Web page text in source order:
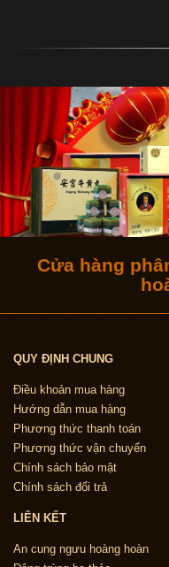
sự phòng
Cửa hàng
QUY ĐỊNH CHUNG
Điều khoản mua hàng
Hướng dẫn mua hàng
Phương thức thanh toán
Phương thức vận chuyển
Chính sách bảo mật
Chính sách đổi trả
LIÊN KẾT
An cung ngưu hoàng hoàn